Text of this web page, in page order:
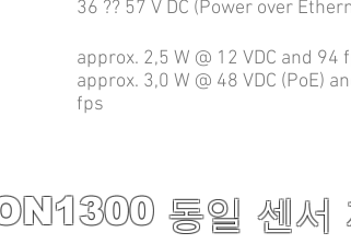
36 ?? 57 V DC (Power over
approx. 2,5 W @ 12 VDC and 94
approx. 3,0 W @ 48 VDC (PoE)
fps
동일 센